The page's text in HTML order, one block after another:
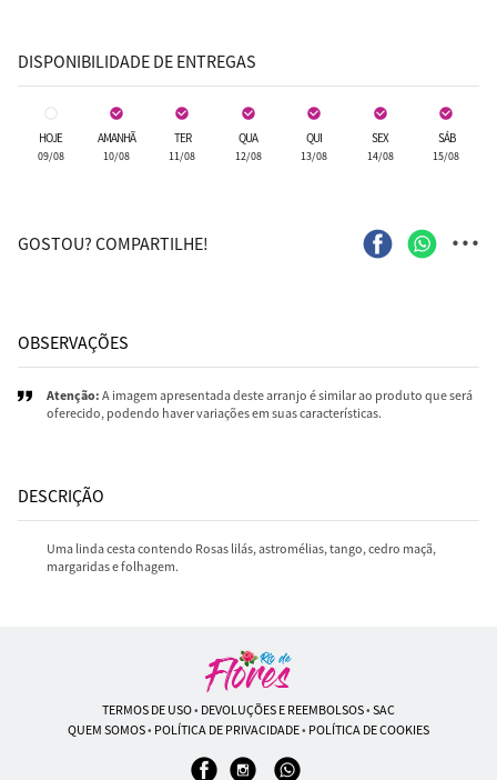
DISPONIBILIDADE DE ENTREGAS
HOJE
09/08
AMANHÃ
10/08
TER
11/08
QUA
12/08
QUI
13/08
SEX
14/08
SÁB
15/08
GOSTOU? COMPARTILHE! ...
OBSERVAÇÕES
Atenção: A imagem apresentada deste arranjo é similar ao produto que será
oferecido, podendo haver variações em suas características.
DESCRIÇÃO
Uma linda cesta contendo Rosas lilás, astromélias, tango, cedro maçã,
margaridas e folhagem.
TERMOS DE USO• DEVOLUÇÕES E REEMBOLSOS• SAC
QUEM SOMOS• POLÍTICA DE PRIVACIDADE• POLÍTICA DE COOKIES